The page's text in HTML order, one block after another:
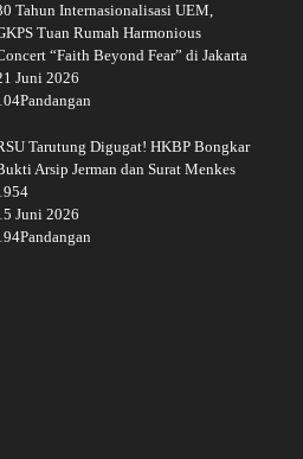
Tahun Internasionalisasi UEM,
Tuan Rumah Harmonious
“Faith Beyond Fear” di Jakarta
Juni 2026
Tarutung Digugat! HKBP Bongkar
Arsip Jerman dan Surat Menkes
Juni 2026